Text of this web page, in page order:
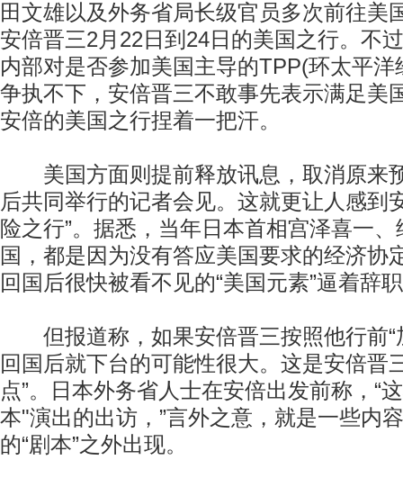
田文雄以及外务省局长级官员多次前往美
安倍晋三2月22日到24日的美国之行。不
内部对是否参加美国主导的TPP(环太平
争执不下，安倍晋三不敢事先表示满足美
安倍的美国之行捏着一把汗。
美国方面则提前释放讯息，取消原来
后共同举行的记者会见。这就更让人感到
险之行”。据悉，当年日本首相宫泽喜一
国，都是因为没有答应美国要求的经济协
回国后很快被看不见的“美国元素”逼着辞
但报道称，如果安倍晋三按照他行前“
回国后就下台的可能性很大。这是安倍晋
点”。日本外务省人士在安倍出发前称，“
本"演出的出访，”言外之意，就是一些内
的“剧本”之外出现。